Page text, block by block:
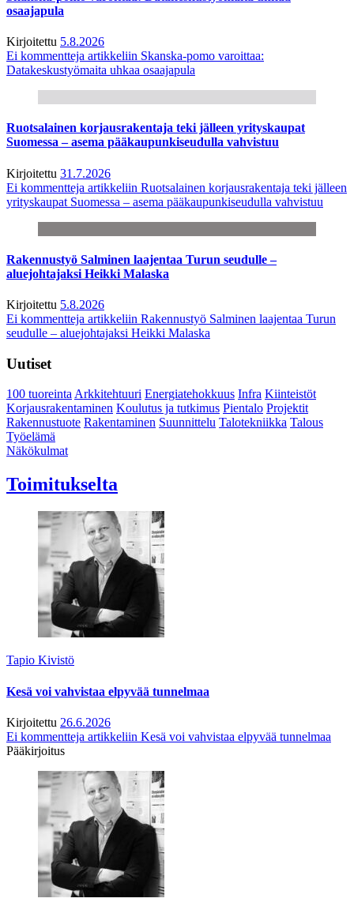
osaajapula
Kirjoitettu 5.8.2026
Ei kommentteja artikkeliin Skanska-pomo varoittaa:
Datakeskustyömaita uhkaa osaajapula
Ruotsalainen korjausrakentaja teki jälleen yrityskaupat
Suomessa – asema pääkaupunkiseudulla vahvistuu
Kirjoitettu 31.7.2026
Ei kommentteja artikkeliin Ruotsalainen korjausrakentaja teki jälleen
yrityskaupat Suomessa – asema pääkaupunkiseudulla vahvistuu
Rakennustyö Salminen laajentaa Turun seudulle –
aluejohtajaksi Heikki Malaska
Kirjoitettu 5.8.2026
Ei kommentteja artikkeliin Rakennustyö Salminen laajentaa Turun
seudulle – aluejohtajaksi Heikki Malaska
Uutiset
100 tuoreintaArkkitehtuuri Energiatehokkuus Infra Kiinteistöt
Korjausrakentaminen Koulutus ja tutkimus Pientalo Projektit
Rakennustuote Rakentaminen Suunnittelu Talotekniikka Talous
Työelämä
Näkökulmat
Toimitukselta
Tapio Kivistö
Kesä voi vahvistaa elpyvää tunnelmaa
Kirjoitettu 26.6.2026
Ei kommentteja artikkeliin Kesä voi vahvistaa elpyvää tunnelmaa
Pääkirjoitus